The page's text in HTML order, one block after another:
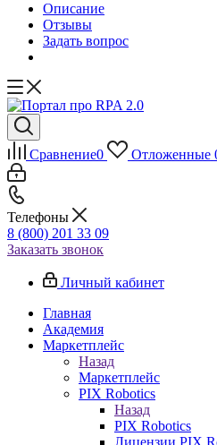
Описание
Отзывы
Задать вопрос
Сравнение0 Отложенные
Телефоны
8 (800) 201 33 09
Заказать звонок
Личный кабинет
Главная
Академия
Маркетплейс
Назад
Маркетплейс
PIX Robotics
Назад
PIX Robotics
Лицензии PIX